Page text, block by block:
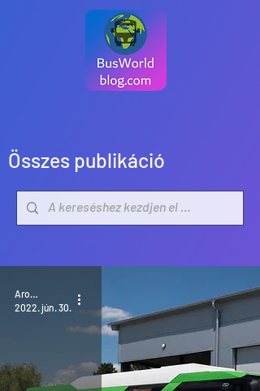
Összes publikáció
Aron Sonfalvi
2022. jún. 30.